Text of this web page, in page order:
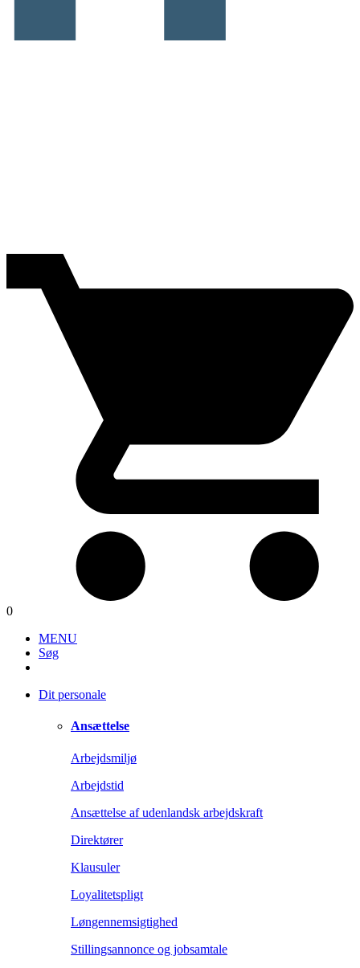
0
MENU
Søg
Dit personale
Ansættelse
Arbejdsmiljø
Arbejdstid
Ansættelse af udenlandsk arbejdskraft
Direktører
Klausuler
Loyalitetspligt
Løngennemsigtighed
Stillingsannonce og jobsamtale